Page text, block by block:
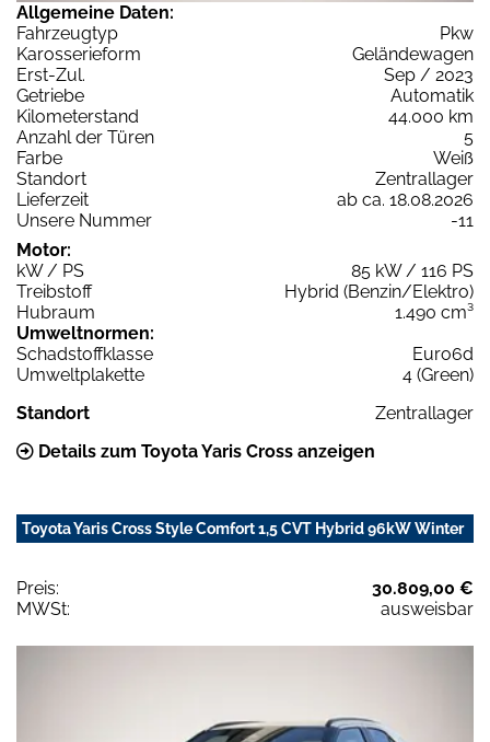
Allgemeine Daten:
Fahrzeugtyp
Pkw
Karosserieform
Geländewagen
Erst-Zul.
Sep / 2023
Getriebe
Automatik
Kilometerstand
44.000 km
Anzahl der Türen
5
Farbe
Weiß
Standort
Zentrallager
Lieferzeit
ab ca. 18.08.2026
Unsere Nummer
-11
Motor:
kW / PS
85 kW / 116 PS
Treibstoff
Hybrid (Benzin/Elektro)
Hubraum
1.490 cm³
Umweltnormen:
Schadstoffklasse
Euro6d
Umweltplakette
4 (Green)
Standort
Zentrallager
Details zum Toyota Yaris Cross anzeigen
Toyota Yaris Cross Style Comfort 1,5 CVT Hybrid 96kW Winter
Preis:
30.809,00 €
MWSt:
ausweisbar